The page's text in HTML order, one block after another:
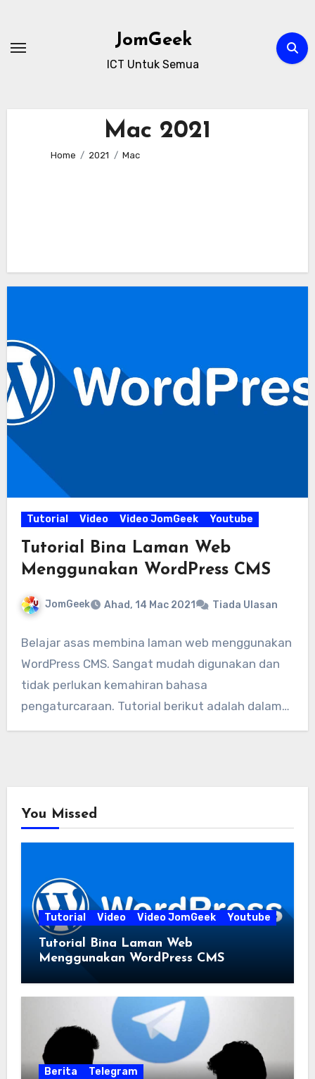
content
JomGeek
ICT Untuk Semua
Mac 2021
Home 2021 Mac
Tutorial Video Video JomGeek Youtube
Tutorial Bina Laman Web
Menggunakan WordPress CMS
JomGeek Ahad, 14 Mac 2021 Tiada Ulasan
Belajar asas membina laman web menggunakan
WordPress CMS. Sangat mudah digunakan dan
tidak perlukan kemahiran bahasa
pengaturcaraan. Tutorial berikut adalah dalam
Bahasa…
You Missed
Tutorial Video Video JomGeek Youtube
Tutorial Bina Laman Web
Menggunakan WordPress CMS
Berita Telegram